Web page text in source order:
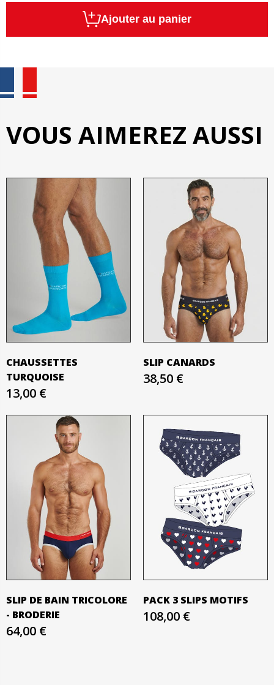
Ajouter au panier
VOUS AIMEREZ AUSSI
CHAUSSETTES
TURQUOISE
13,00 €
SLIP CANARDS
38,50 €
SLIP DE BAIN TRICOLORE
- BRODERIE
64,00 €
PACK 3 SLIPS MOTIFS
108,00 €